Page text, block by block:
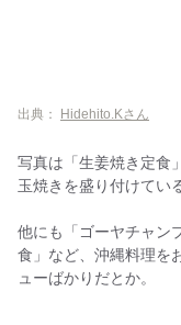
出典： Hidehito.Kさん
写真は「生姜焼き定食
玉焼きを盛り付けてい
他にも「ゴーヤチャン
食」など、沖縄料理を
ューばかりだとか。